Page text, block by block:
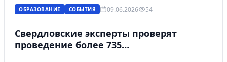
ОБРАЗОВАНИЕ СОБЫТИЯ 09.06.2026 54
Свердловские эксперты проверят
проведение более 735